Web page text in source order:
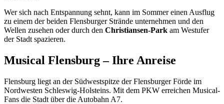
Wer sich nach Entspannung sehnt, kann im Sommer einen Ausflug
zu einem der beiden Flensburger Strände unternehmen und den
Wellen zusehen oder durch den Christiansen-Park am Westufer
der Stadt spazieren.
Musical Flensburg – Ihre Anreise
Flensburg liegt an der Südwestspitze der Flensburger Förde im
Nordwesten Schleswig-Holsteins. Mit dem PKW erreichen Musical-
Fans die Stadt über die Autobahn A7.